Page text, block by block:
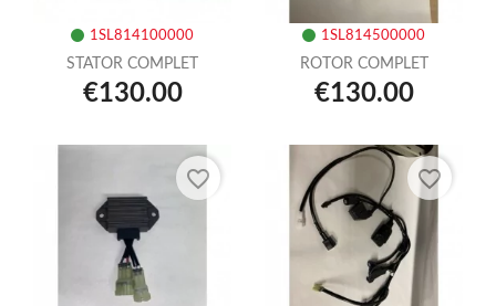
1SL814100000
STATOR COMPLET
€130.00
1SL814500000
ROTOR COMPLET
€130.00
favorite_border favorite_border